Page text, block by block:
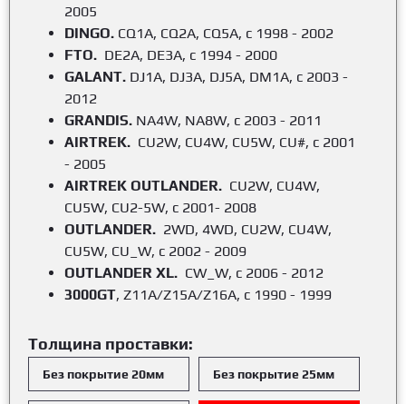
2005
DINGO. CQ1A, CQ2A, CQ5A, с 1998 - 2002
FTO. DE2A, DE3A, с 1994 - 2000
GALANT. DJ1A, DJ3A, DJ5A, DM1A, с 2003 -
2012
GRANDIS. NA4W, NA8W, с 2003 - 2011
AIRTREK. CU2W, CU4W, CU5W, CU#, с 2001
- 2005
AIRTREK OUTLANDER. CU2W, CU4W,
CU5W, CU2-5W, с 2001- 2008
OUTLANDER. 2WD, 4WD, CU2W, CU4W,
CU5W, CU_W, с 2002 - 2009
OUTLANDER XL. CW_W, с 2006 - 2012
3000GT, Z11A/Z15A/Z16A, с 1990 - 1999
Толщина проставки:
Без покрытие 20мм Без покрытие 25мм